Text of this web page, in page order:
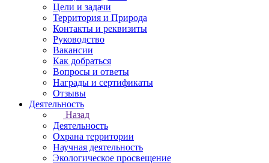
Цели и задачи
Территория и Природа
Контакты и реквизиты
Руководство
Вакансии
Как добраться
Вопросы и ответы
Награды и сертификаты
Отзывы
Деятельность
Назад
Деятельность
Охрана территории
Научная деятельность
Экологическое просвещение